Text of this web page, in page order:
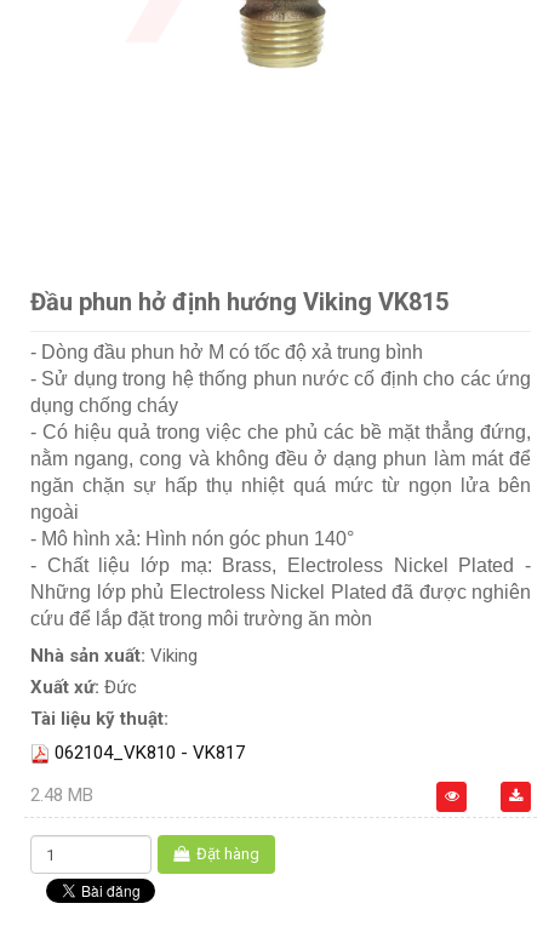
Đầu phun hở định hướng Viking VK815
- Dòng đầu phun hở M có tốc độ xả trung bình
- Sử dụng trong hệ thống phun nước cố định cho các ứng
dụng chống cháy
- Có hiệu quả trong việc che phủ các bề mặt thẳng đứng,
nằm ngang, cong và không đều ở dạng phun làm mát để
ngăn chặn sự hấp thụ nhiệt quá mức từ ngọn lửa bên
ngoài
- Mô hình xả: Hình nón góc phun 140°
- Chất liệu lớp mạ: Brass, Electroless Nickel Plated -
Những lớp phủ Electroless Nickel Plated đã được nghiên
cứu để lắp đặt trong môi trường ăn mòn
Nhà sản xuất: Viking
Xuất xứ: Đức
Tài liệu kỹ thuật:
062104_VK810 - VK817
2.48 MB
Đặt hàng